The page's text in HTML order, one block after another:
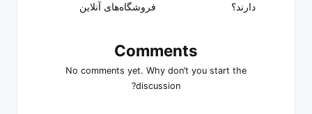
دارند؟
فروشگاه‌های آنلاین
Comments
No comments yet. Why don’t you start the
discussion?